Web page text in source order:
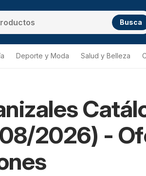
Busca
Deporte y Moda Salud y Belleza
2026) -